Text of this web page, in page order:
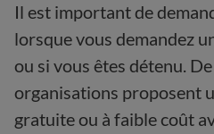
Il est important de
lorsque vous demandez
ou si vous êtes détenu.
organisations proposent
gratuite ou à faible coût